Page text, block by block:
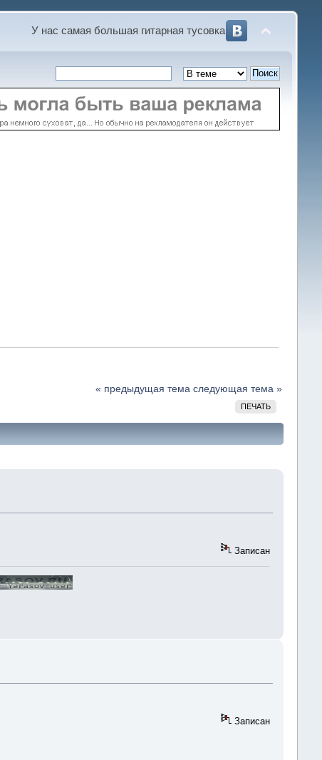
У нас самая большая гитарная тусовка
« предыдущая тема следующая тема »
ПЕЧАТЬ
Записан
Записан